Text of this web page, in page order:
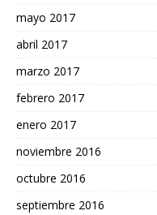
mayo 2017
abril 2017
marzo 2017
febrero 2017
enero 2017
noviembre 2016
octubre 2016
septiembre 2016